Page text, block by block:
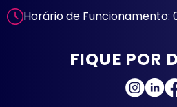
Horário de Funcionamento:
FIQUE POR